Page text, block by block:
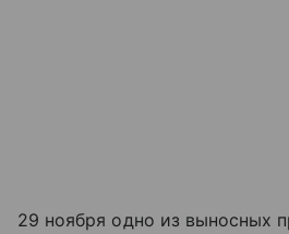
29 ноября одно из выносных